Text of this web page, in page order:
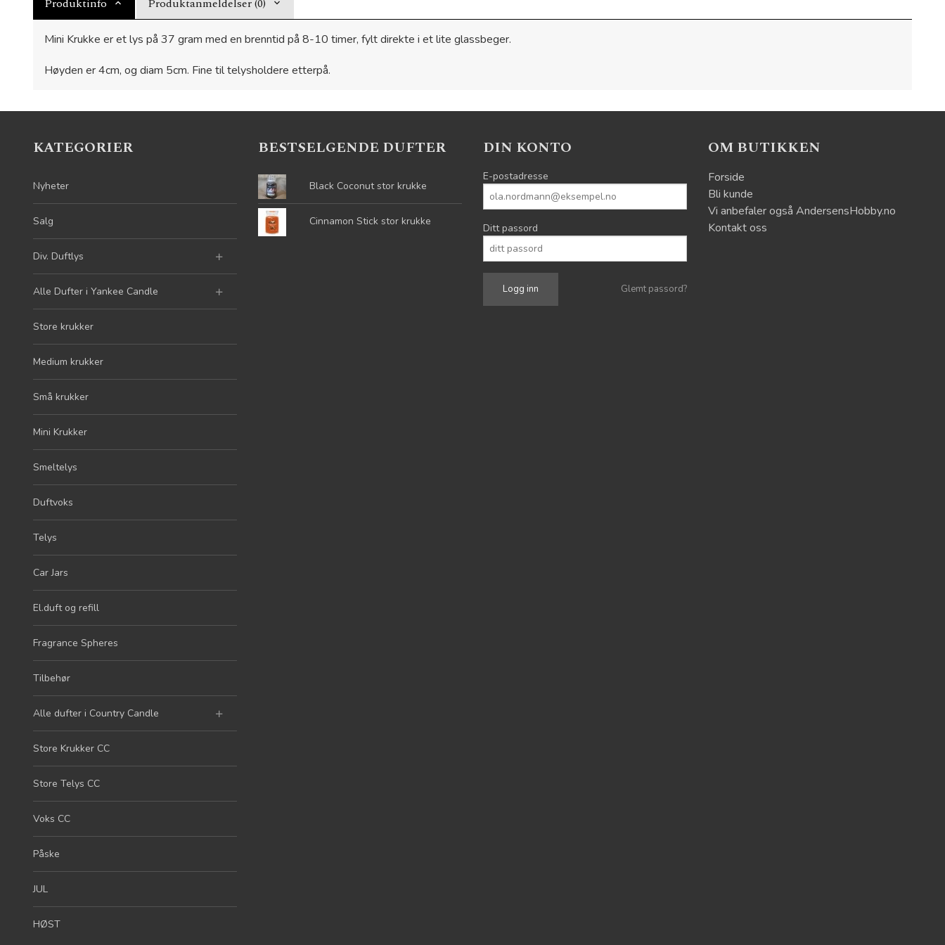
Produktinfo Produktanmeldelser (0)
Mini Krukke er et lys på 37 gram med en brenntid på 8-10 timer, fylt direkte i et lite glassbeger.
Høyden er 4cm, og diam 5cm. Fine til telysholdere etterpå.
KATEGORIER
Nyheter
Salg
Div. Duftlys
Alle Dufter i Yankee Candle
Store krukker
Medium krukker
Små krukker
Mini Krukker
Smeltelys
Duftvoks
Telys
Car Jars
El.duft og refill
Fragrance Spheres
Tilbehør
Alle dufter i Country Candle
Store Krukker CC
Store Telys CC
Voks CC
Påske
JUL
HØST
BESTSELGENDE DUFTER
Black Coconut stor krukke
Cinnamon Stick stor krukke
DIN KONTO
E-postadresse
Ditt passord
Glemt passord?
OM BUTIKKEN
Forside
Bli kunde
Vi anbefaler også AndersensHobby.no
Kontakt oss